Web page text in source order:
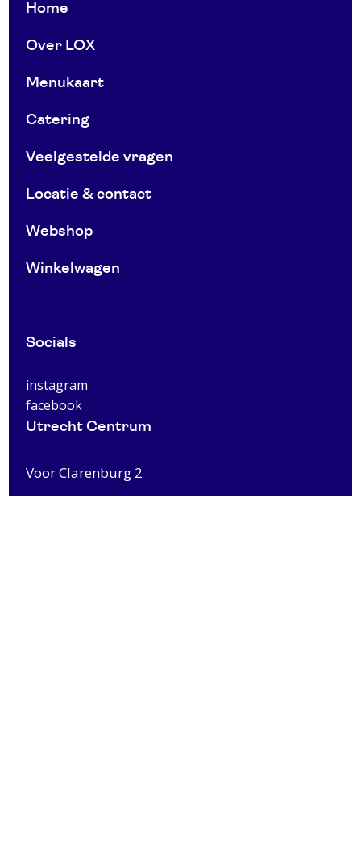
Home
Over LOX
Menukaart
Catering
Veelgestelde vragen
Locatie & contact
Webshop
Winkelwagen
Socials
instagram
facebook
Utrecht Centrum
Voor Clarenburg 2
3511 JEUtrecht